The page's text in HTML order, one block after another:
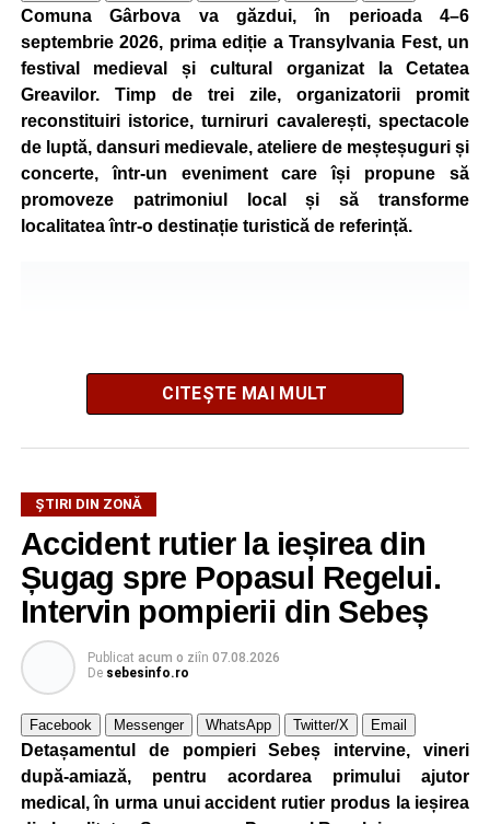
Comuna Gârbova va găzdui, în perioada 4–6
septembrie 2026, prima ediție a Transylvania Fest, un
festival medieval și cultural organizat la Cetatea
Greavilor. Timp de trei zile, organizatorii promit
reconstituiri istorice, turniruri cavalerești, spectacole
de luptă, dansuri medievale, ateliere de meșteșuguri și
concerte, într-un eveniment care își propune să
promoveze patrimoniul local și să transforme
localitatea într-o destinație turistică de referință.
Festivalul este organizat de
Asociația AGORA – Născuți
Liberi, în parteneriat cuPrimăria Comunei Gârbova
Ordinul Cetății Mühlbach , iar accesul publicului va fi
gratuit pe întreaga durată a manifestării.
Cetatea Greavilor și zona centrală a comunei vor fi
vizitatorii vor putea asista la demonstrații de luptă, turniruri
cavalerești, parade medievale, dansuri săsești și ateliere
interactive de meșteșuguri. Programul va fi completat de
concerte, recitaluri susținute de artiști locali și petreceri cu
CITEȘTE MAI MULT
ȘTIRI DIN ZONĂ
Accident rutier la ieșirea din
Șugag spre Popasul Regelui.
Intervin pompierii din Sebeș
Publicat acum o ziîn 07.08.2026
De sebesinfo.ro
Facebook Messenger WhatsApp Twitter/X Email
Detașamentul de pompieri Sebeș intervine, vineri
după-amiază, pentru acordarea primului ajutor
medical, în urma unui accident rutier produs la ieșirea